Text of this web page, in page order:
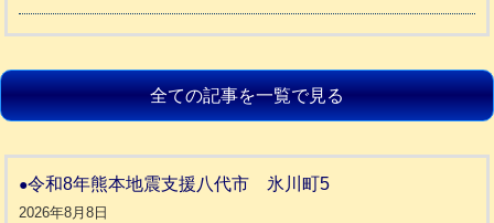
全ての記事を一覧で見る
令和8年熊本地震支援八代市 氷川町5
2026年8月8日